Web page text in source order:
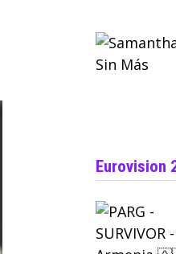
Eurovision